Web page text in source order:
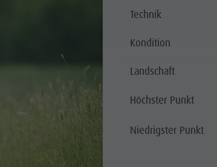
Technik
Kondition
Landschaft
Höchster Punkt
Niedrigster Punkt